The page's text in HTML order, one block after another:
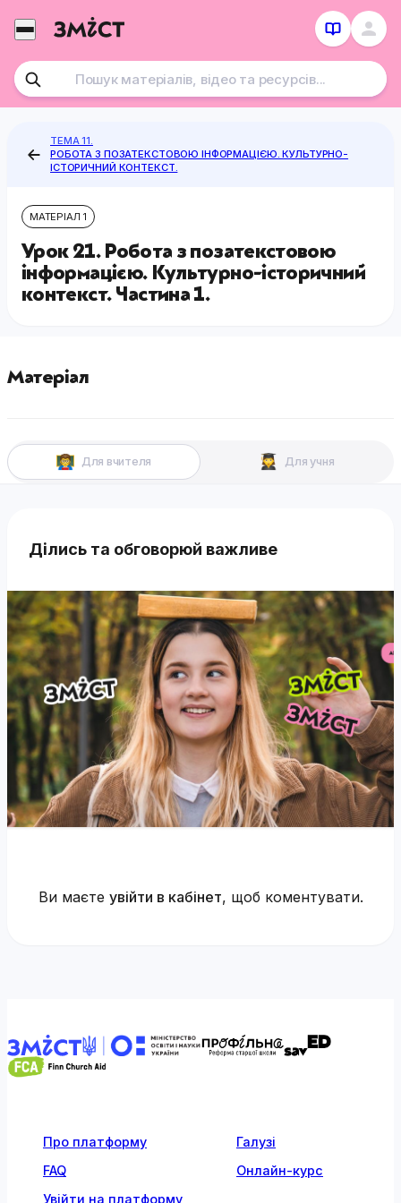
Перейти
до
ТЕМА 11.
РОБОТА З ПОЗАТЕКСТОВОЮ ІНФОРМАЦІЄЮ. КУЛЬТУРНО-
ІСТОРИЧНИЙ КОНТЕКСТ.
МАТЕРІАЛ 1
Урок 21. Робота з позатекстовою
інформацією. Культурно-історичний
контекст. Частина 1.
Матеріал
Для вчителя Для учня
Ділись та обговорюй важливе
Ви маєте увійти в кабінет, щоб коментувати.
Про платформу
Галузі
FAQ
Онлайн-курс
Увійти на платформу